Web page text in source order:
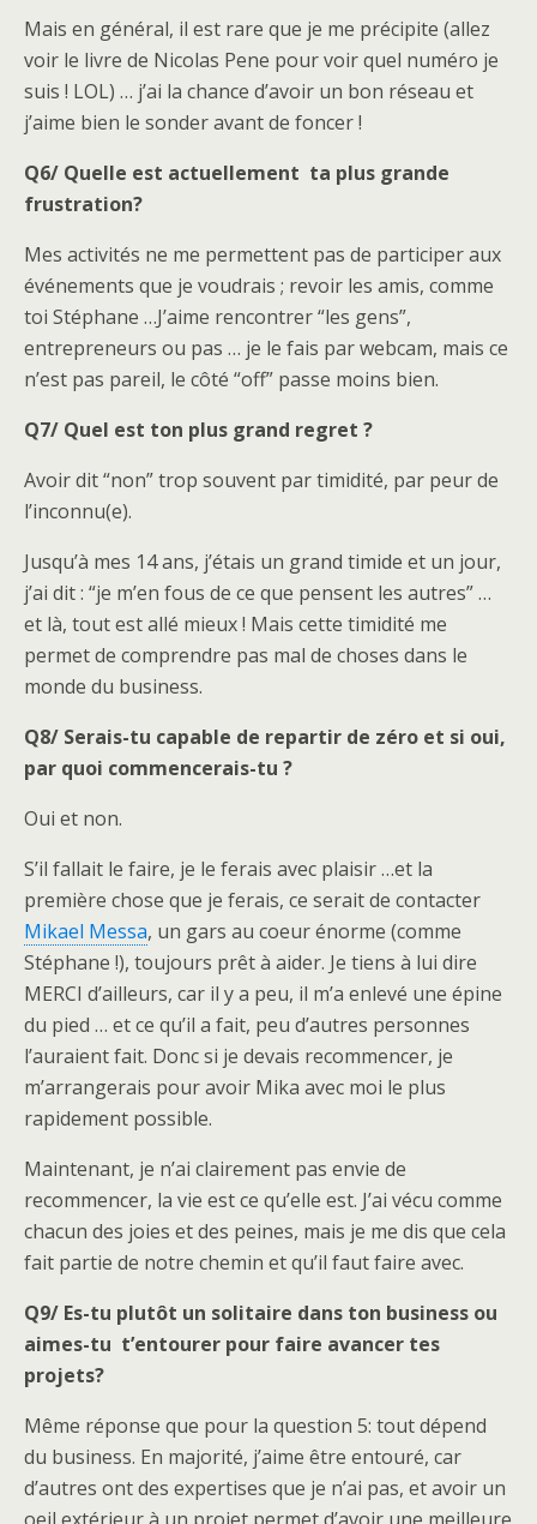
Mais en général, il est rare que je me précipite (allez
voir le livre de Nicolas Pene pour voir quel numéro je
suis ! LOL) … j’ai la chance d’avoir un bon réseau et
j’aime bien le sonder avant de foncer !
Q6/ Quelle est actuellement ta plus grande
frustration?
Mes activités ne me permettent pas de participer aux
événements que je voudrais ; revoir les amis, comme
toi Stéphane …J’aime rencontrer “les gens”,
entrepreneurs ou pas … je le fais par webcam, mais ce
n’est pas pareil, le côté “off” passe moins bien.
Q7/ Quel est ton plus grand regret ?
Avoir dit “non” trop souvent par timidité, par peur de
l’inconnu(e).
Jusqu’à mes 14 ans, j’étais un grand timide et un jour,
j’ai dit : “je m’en fous de ce que pensent les autres” …
et là, tout est allé mieux ! Mais cette timidité me
permet de comprendre pas mal de choses dans le
monde du business.
Q8/ Serais-tu capable de repartir de zéro et si oui,
par quoi commencerais-tu ?
Oui et non.
S’il fallait le faire, je le ferais avec plaisir …et la
première chose que je ferais, ce serait de contacter
Mikael Messa, un gars au coeur énorme (comme
Stéphane !), toujours prêt à aider. Je tiens à lui dire
MERCI d’ailleurs, car il y a peu, il m’a enlevé une épine
du pied … et ce qu’il a fait, peu d’autres personnes
l’auraient fait. Donc si je devais recommencer, je
m’arrangerais pour avoir Mika avec moi le plus
rapidement possible.
Maintenant, je n’ai clairement pas envie de
recommencer, la vie est ce qu’elle est. J’ai vécu comme
chacun des joies et des peines, mais je me dis que cela
fait partie de notre chemin et qu’il faut faire avec.
Q9/ Es-tu plutôt un solitaire dans ton business ou
aimes-tu t’entourer pour faire avancer tes
projets?
Même réponse que pour la question 5: tout dépend
du business. En majorité, j’aime être entouré, car
d’autres ont des expertises que je n’ai pas, et avoir un